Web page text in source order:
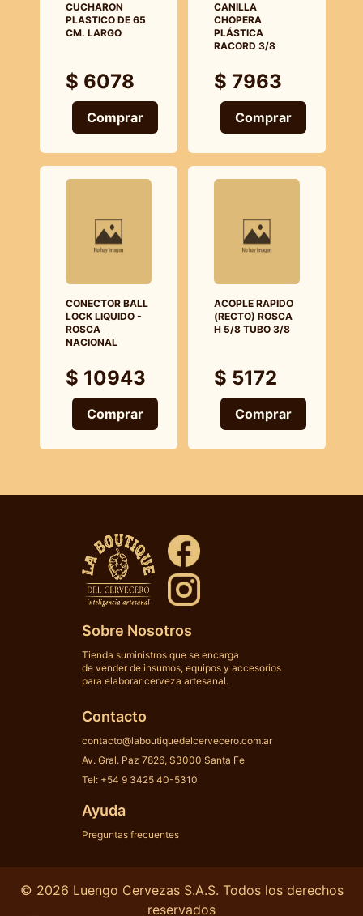
CUCHARON
PLASTICO DE 65
CM. LARGO
$ 6078
Comprar
CANILLA
CHOPERA
PLÁSTICA
RACORD 3/8
$ 7963
Comprar
CONECTOR BALL
LOCK LIQUIDO -
ROSCA
NACIONAL
$ 10943
Comprar
ACOPLE RAPIDO
(RECTO) ROSCA
H 5/8 TUBO 3/8
$ 5172
Comprar
Sobre Nosotros
Tienda suministros que se encarga
de vender de insumos, equipos y accesorios
para elaborar cerveza artesanal.
Contacto
contacto@laboutiquedelcervecero.com.ar
Av. Gral. Paz 7826, S3000 Santa Fe
Tel: +54 9 3425 40-5310
Ayuda
Preguntas frecuentes
© 2026 Luengo Cervezas S.A.S. Todos los derechos
reservados